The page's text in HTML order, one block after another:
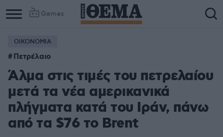
Games
ΟΙΚΟΝΟΜΙΑ
Πετρέλαιο
Άλμα στις τιμές του πετρελαίου
μετά τα νέα αμερικανικά
πλήγματα κατά του Ιράν, πάνω
από τα $76 το Brent